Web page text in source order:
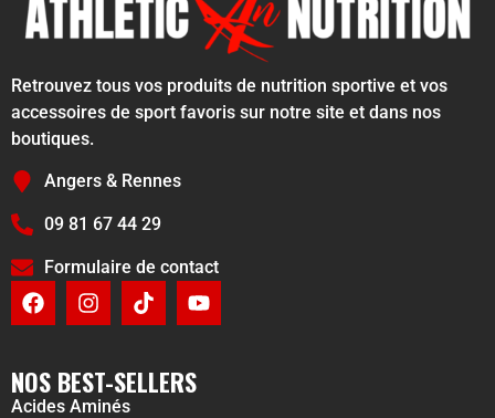
Retrouvez tous vos produits de nutrition sportive et vos
accessoires de sport favoris sur notre site et dans nos
boutiques.
Angers & Rennes
09 81 67 44 29
Formulaire de contact
NOS BEST-SELLERS
Acides Aminés